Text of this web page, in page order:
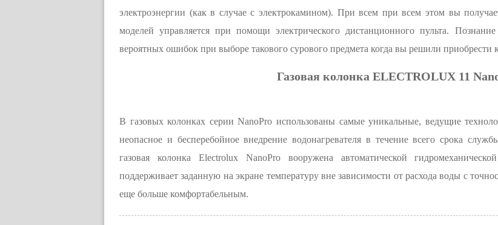
электроэнергии (как в случае с электрокамином). При всем при всем этом вы
моделей управляется при помощи электрического дистанционного пульта.
вероятных ошибок при выборе такового сурового предмета когда вы решили приобрести
Газовая колонка ELECTROLUX 11
В газовых колонках серии NanoPro использованы самые уникальные, ведущие
неопасное и бесперебойное внедрение водонагревателя в течение всего срока
газовая колонка Electrolux NanoPro вооружена автоматической
поддерживает заданную на экране температуру вне зависимости от расхода воды с
еще больше комфортабельным.